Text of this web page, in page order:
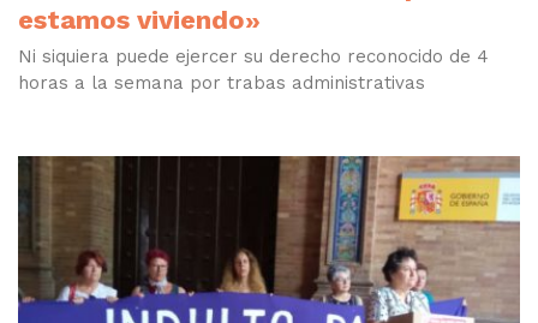
estamos viviendo»
Ni siquiera puede ejercer su derecho reconocido de 4
horas a la semana por trabas administrativas